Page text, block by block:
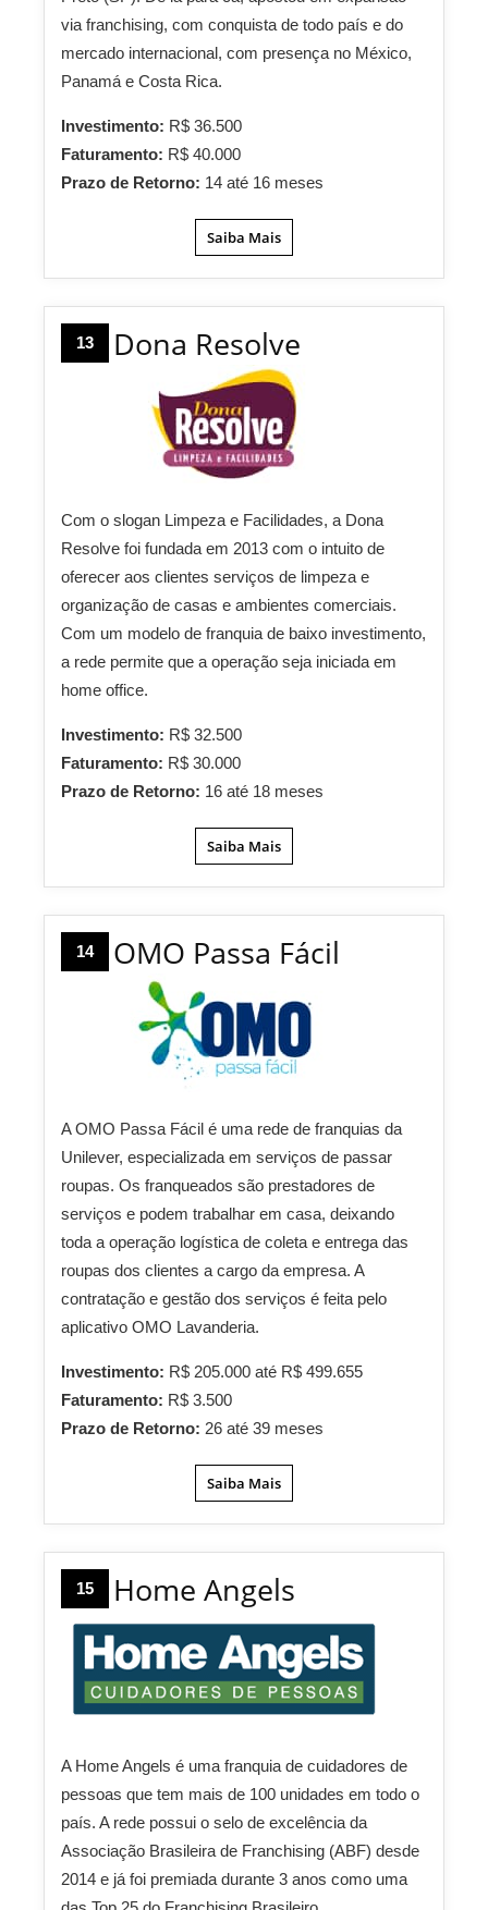
via franchising, com conquista de todo país e do
mercado internacional, com presença no México,
Panamá e Costa Rica.
Investimento: R$ 36.500
Faturamento: R$ 40.000
Prazo de Retorno: 14 até 16 meses
Saiba Mais
13 Dona Resolve
Com o slogan Limpeza e Facilidades, a Dona
Resolve foi fundada em 2013 com o intuito de
oferecer aos clientes serviços de limpeza e
organização de casas e ambientes comerciais.
Com um modelo de franquia de baixo investimento,
a rede permite que a operação seja iniciada em
home office.
Investimento: R$ 32.500
Faturamento: R$ 30.000
Prazo de Retorno: 16 até 18 meses
Saiba Mais
14 OMO Passa Fácil
A OMO Passa Fácil é uma rede de franquias da
Unilever, especializada em serviços de passar
roupas. Os franqueados são prestadores de
serviços e podem trabalhar em casa, deixando
toda a operação logística de coleta e entrega das
roupas dos clientes a cargo da empresa. A
contratação e gestão dos serviços é feita pelo
aplicativo OMO Lavanderia.
Investimento: R$ 205.000 até R$ 499.655
Faturamento: R$ 3.500
Prazo de Retorno: 26 até 39 meses
Saiba Mais
15 Home Angels
A Home Angels é uma franquia de cuidadores de
pessoas que tem mais de 100 unidades em todo o
país. A rede possui o selo de excelência da
Associação Brasileira de Franchising (ABF) desde
2014 e já foi premiada durante 3 anos como uma